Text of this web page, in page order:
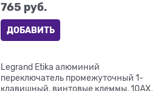
765 руб.
ДОБАВИТЬ
Legrand Etika алюминий
переключатель промежуточный 1-
клавишный, винтовые клеммы, 10AX,